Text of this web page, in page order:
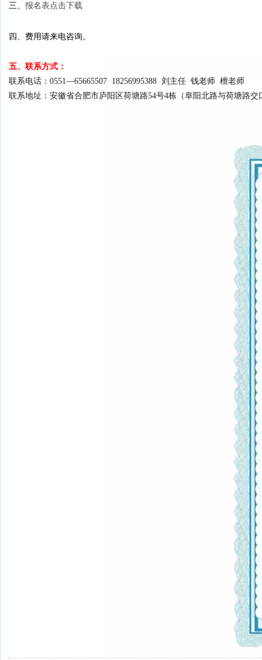
三、 报名表点击下载
四、 费用请来电咨询。
五、联系方式：
联系电话：0551—65665507 18256995388 刘主任 钱老师 檀老师
联系地址：安徽省合肥市庐阳区荷塘路54号4栋（阜阳北路与荷塘路交